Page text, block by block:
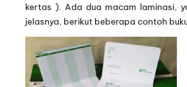
kertas ). Ada dua macam laminasi,
jelasnya, berikut beberapa contoh